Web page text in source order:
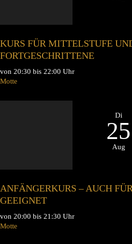
KURS FÜR MITTELSTUFE
FORTGESCHRITTENE
von 20:30 bis 22:00 Uhr
Motte
Di
25
Aug
ANFÄNGERKURS – AUCH
GEEIGNET
von 20:00 bis 21:30 Uhr
Motte